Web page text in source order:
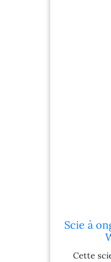
coupes en
Convient
toutes les
courantes de
marques grâce
machine
sans outil) •
: 127 cm – 250
des supports
à travailler : 92
Scie à
Cette